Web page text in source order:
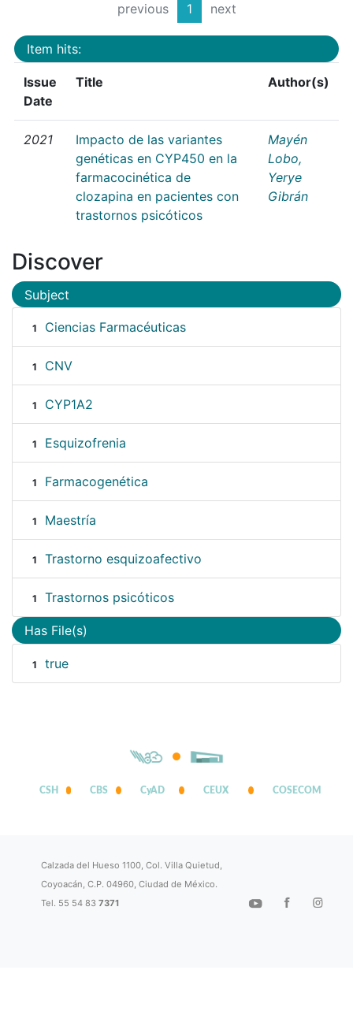
previous 1 next
Item hits:
Issue
Date
Title Author(s)
2021
Impacto de las variantes
genéticas en CYP450 en la
farmacocinética de
clozapina en pacientes con
trastornos psicóticos
Mayén
Lobo,
Yerye
Gibrán
Discover
Subject
1 Ciencias Farmacéuticas
1 CNV
1 CYP1A2
1 Esquizofrenia
1 Farmacogenética
1 Maestría
1 Trastorno esquizoafectivo
1 Trastornos psicóticos
Has File(s)
1 true
CSH CBS CyAD CEUX COSECOM
Calzada del Hueso 1100, Col. Villa Quietud,
Coyoacán, C.P. 04960, Ciudad de México.
Tel. 55 54 837371